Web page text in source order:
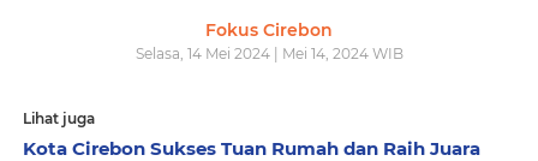
Fokus Cirebon
Selasa, 14 Mei 2024 | Mei 14, 2024 WIB
Lihat juga
Kota Cirebon Sukses Tuan Rumah dan Raih Juara